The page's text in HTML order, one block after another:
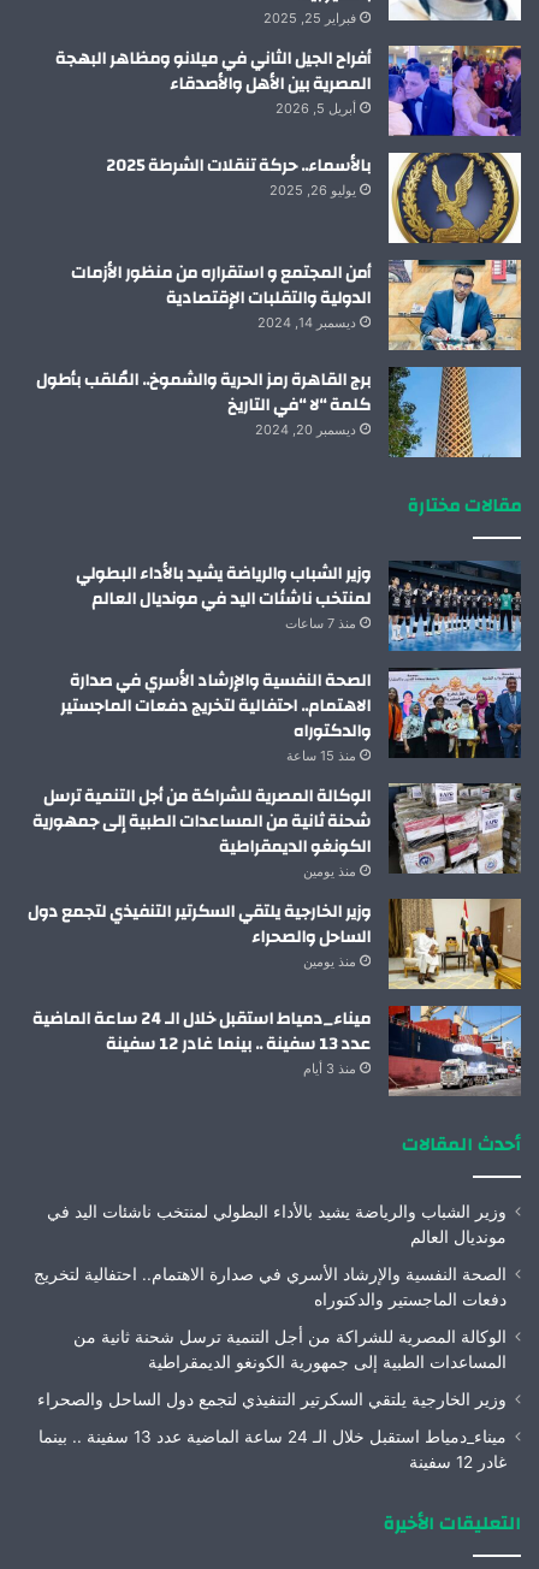
فبراير 25, 2025
أفراح الجيل الثاني في ميلانو ومظاهر البهجة
المصرية بين الأهل والأصدقاء
أبريل 5, 2026
بالأسماء.. حركة تنقلات الشرطة 2025
يوليو 26, 2025
أمن المجتمع و استقراره من منظور الأزمات
الدولية والتقلبات الإقتصادية
ديسمبر 14, 2024
برج القاهرة رمز الحرية والشموخ.. المُلقب بأطول
كلمة “لا “في التاريخ
ديسمبر 20, 2024
مقالات مختارة
وزير الشباب والرياضة يشيد بالأداء البطولي
لمنتخب ناشئات اليد في مونديال العالم
منذ 7 ساعات
الصحة النفسية والإرشاد الأسري في صدارة
الاهتمام.. احتفالية لتخريج دفعات الماجستير
والدكتوراه
منذ 15 ساعة
الوكالة المصرية للشراكة من أجل التنمية ترسل
شحنة ثانية من المساعدات الطبية إلى جمهورية
الكونغو الديمقراطية
منذ يومين
وزير الخارجية يلتقي السكرتير التنفيذي لتجمع دول
الساحل والصحراء
منذ يومين
ميناء_دمياط استقبل خلال الـ 24 ساعة الماضية
عدد 13 سفينة .. بينما غادر 12 سفينة
منذ 3 أيام
أحدث المقالات
وزير الشباب والرياضة يشيد بالأداء البطولي لمنتخب ناشئات اليد في
مونديال العالم
الصحة النفسية والإرشاد الأسري في صدارة الاهتمام.. احتفالية لتخريج
دفعات الماجستير والدكتوراه
الوكالة المصرية للشراكة من أجل التنمية ترسل شحنة ثانية من
المساعدات الطبية إلى جمهورية الكونغو الديمقراطية
وزير الخارجية يلتقي السكرتير التنفيذي لتجمع دول الساحل والصحراء
ميناء_دمياط استقبل خلال الـ 24 ساعة الماضية عدد 13 سفينة .. بينما
غادر 12 سفينة
التعليقات الأخيرة